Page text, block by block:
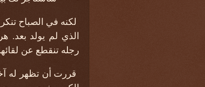
لكنه في الصباح
الذي لم يولد بعد.
رجله تنقطع عن
قررت أن تظهر له